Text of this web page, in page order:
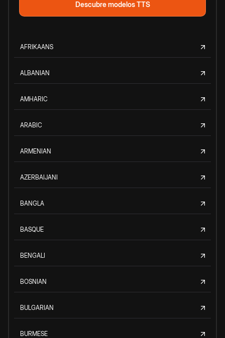
Descubre modelos TTS
AFRIKAANS
ALBANIAN
AMHARIC
ARABIC
ARMENIAN
AZERBAIJANI
BANGLA
BASQUE
BENGALI
BOSNIAN
BULGARIAN
BURMESE